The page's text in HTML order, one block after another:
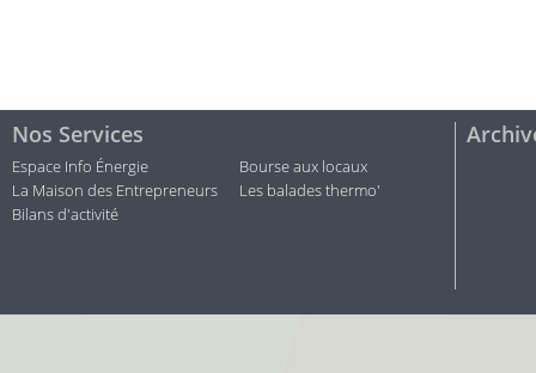
Nos Services
Espace Info Énergie
Bourse aux locaux
La Maison des Entrepreneurs
Les balades thermo'
Bilans d'activité